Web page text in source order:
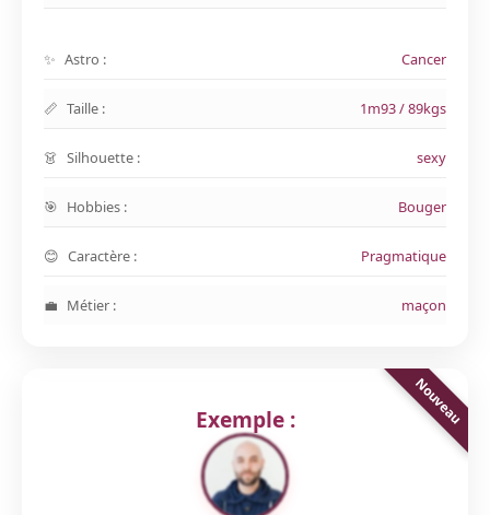
Astro : Cancer
Taille : 1m93 / 89kgs
Silhouette : sexy
Hobbies : Bouger
Caractère : Pragmatique
Métier : maçon
Exemple :